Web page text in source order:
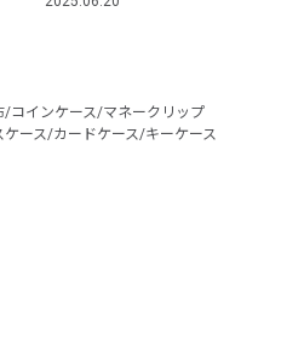
/コインケース/マネークリップ
ース/カードケース/キーケース